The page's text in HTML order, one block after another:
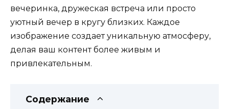
вечеринка, дружеская встреча или просто
уютный вечер в кругу близких. Каждое
изображение создает уникальную атмосферу,
делая ваш контент более живым и
привлекательным.
Содержание